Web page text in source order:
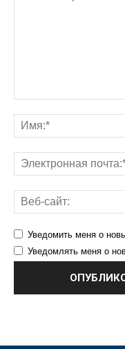
Уведомить меня о
Уведомлять меня о